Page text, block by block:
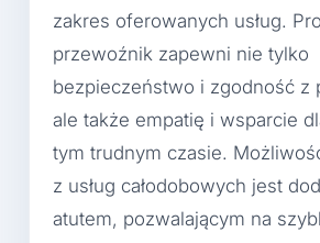
zakres oferowanych usług.
przewoźnik zapewni nie tylko
bezpieczeństwo i zgodność z
ale także empatię i wsparcie
tym trudnym czasie.
z usług całodobowych jest
atutem, pozwalającym na